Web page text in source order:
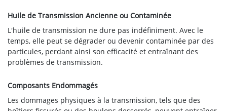
Huile de Transmission Ancienne ou Contaminée
L'huile de transmission ne dure pas indéfiniment. Avec le
temps, elle peut se dégrader ou devenir contaminée par des
particules, perdant ainsi son efficacité et entraînant des
problèmes de transmission.
Composants Endommagés
Les dommages physiques à la transmission, tels que des